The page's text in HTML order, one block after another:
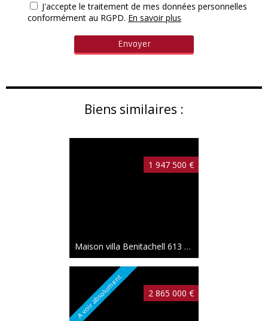
Biens similaires :
1 947 500 €
Maison villa Benitachell 613 m²
A voir absolument 2 865 000 €
J'accepte le traitement de mes données personnelles
conformément au RGPD. En savoir plus